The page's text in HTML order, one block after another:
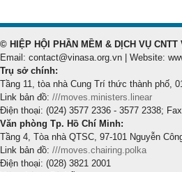
© HIỆP HỘI PHẦN MỀM & DỊCH VỤ CNTT
Email: contact@vinasa.org.vn | Website:
Trụ sở chính:
Tầng 11, tòa nhà Cung Trí thức thành phố,
Link bản đồ: ///moves.ministers.linear
Điện thoại: (024) 3577 2336 - 3577 2338;
Văn phòng Tp. Hồ Chí Minh:
Tầng 4, Tòa nhà QTSC, 97-101 Nguyễn
Link bản đồ: ///moves.chairing.polka
Điện thoại: (028) 3821 2001